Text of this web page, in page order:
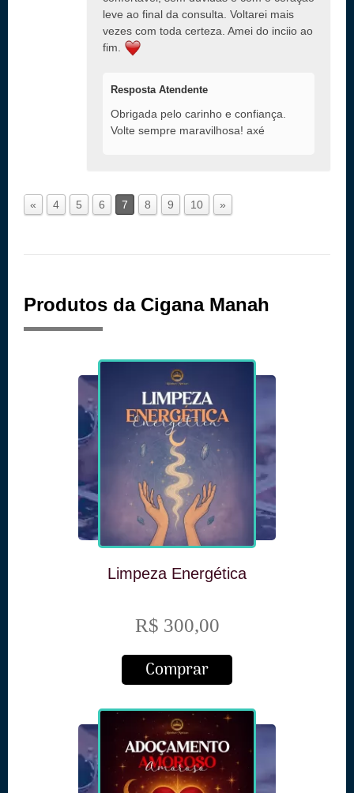
leve ao final da consulta. Voltarei mais
vezes com toda certeza. Amei do inciio ao
fim.
Resposta Atendente
Obrigada pelo carinho e confiança.
Volte sempre maravilhosa! axé
« 4 5 6 7 8 9 10 »
Produtos da Cigana Manah
Limpeza Energética
R$ 300,00
Comprar